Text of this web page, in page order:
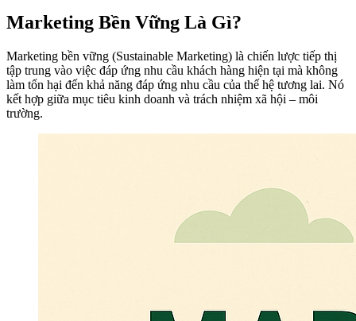
Marketing Bền Vững Là Gì?
Marketing bền vững (Sustainable Marketing) là chiến lược tiếp thị
tập trung vào việc đáp ứng nhu cầu khách hàng hiện tại mà không
làm tổn hại đến khả năng đáp ứng nhu cầu của thế hệ tương lai. Nó
kết hợp giữa mục tiêu kinh doanh và trách nhiệm xã hội – môi
trường.